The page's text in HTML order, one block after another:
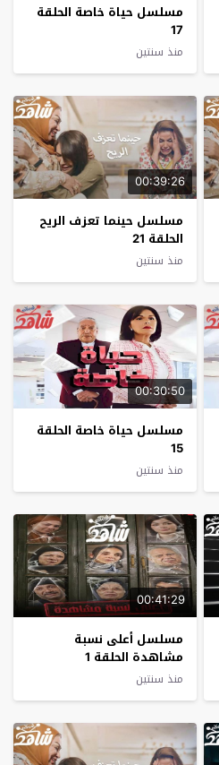
مسلسل حياة خاصة الحلقة
17
منذ سنتين
00:39:26
مسلسل حينما تعزف الريح
الحلقة 21
منذ سنتين
00:30:50
مسلسل حياة خاصة الحلقة
15
منذ سنتين
00:41:29
مسلسل أعلى نسبة
مشاهدة الحلقة 1
منذ سنتين